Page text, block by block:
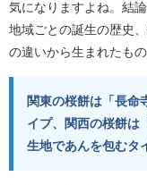
気になりますよね。結
地域ごとの誕生の歴史
の違いから生まれたもの
関東の桜餅は「長命
イプ、関西の桜餅は
生地であんを包むタ